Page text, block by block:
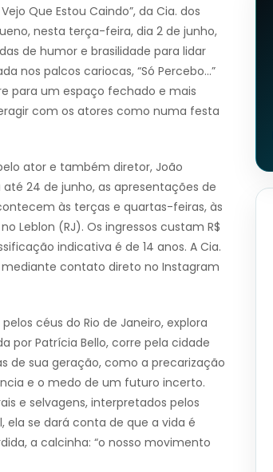
Que Estou Caindo”, da Cia. dos
nesta terça-feira, dia 2 de junho,
de humor e brasilidade para lidar
nos palcos cariocas, “Só Percebo…”
para um espaço fechado e mais
com os atores como numa festa
ator e também diretor, João
24 de junho, as apresentações de
às terças e quartas-feiras, às
Leblon (RJ). Os ingressos custam R$
indicativa é de 14 anos. A Cia.
contato direto no Instagram
céus do Rio de Janeiro, explora
por Patrícia Bello, corre pela cidade
de sua geração, como a precarização
e o medo de um futuro incerto.
e selvagens, interpretados pelos
ela se dará conta de que a vida é
a calcinha: “o nosso movimento